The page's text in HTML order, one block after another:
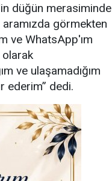
düğün merasiminde
aramızda görmekten
ve WhatsApp'ım
olarak
ve ulaşamadığım
ederim” dedi.